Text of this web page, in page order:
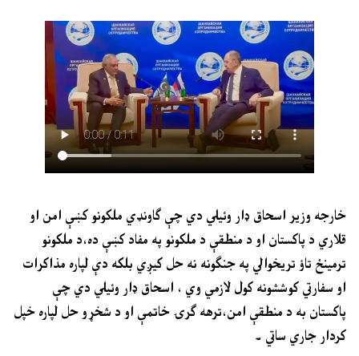
خارجه وزير اسحاق ډار وئيلي دي چې ګاونډي ملکونو کښې امن او
قلاري د پاکستان او د منطقې د ملکونو په مفاد کښې ده،د ملکونو
ترمينځ تاؤ تريخوالي په جنګونه نه حل کيږي بلکه دې لپاره مذاکرات
او سفارتي کوششونه کول لازمي وي ، اسحاق ډار وئيلي دي چې
پاکستان به د منطقې امن،ترهه ګرۍ خاتمې او د شخړو حل لپاره خپل
کردار جاري ساتي ۔